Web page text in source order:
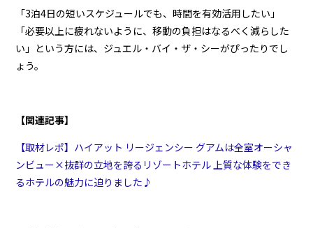
「3泊4日の短いスケジュールでも、時間を有効活用したい」
「必要以上に疲れないように、移動の負担はなるべく減らした
い」という方には、ジュエル・バイ・ザ・シーがぴったりでし
ょう。
【関連記事】
【取材レポ】ハイアット リージェンシー グアムは全室オーシャ
ンビュー×抜群の立地を誇るリゾートホテル 上質な体験をでき
るホテルの魅力に迫りました♪